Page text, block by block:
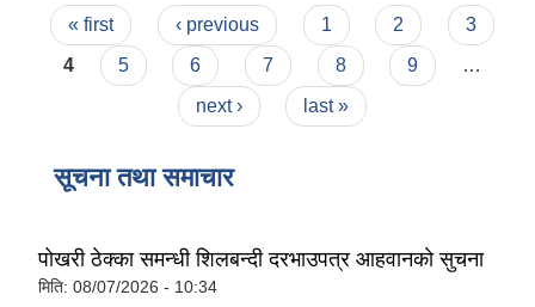
Pages
« first ‹ previous 1 2
3
4
5 6 7 8 9
…
next ›
last »
सूचना तथा समाचार
पोखरी ठेक्का समन्धी शिलबन्दी दरभाउपत्र आहवानकाे सुचना
मिति: 08/07/2026 - 10:34